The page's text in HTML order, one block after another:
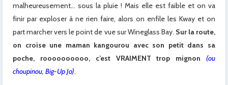
malheureusement… sous la pluie ! Mais elle est faible et on va
finir par exploser à ne rien faire, alors on enfile les Kway et on
part marcher vers le point de vue sur Wineglass Bay. Sur la route,
on croise une maman kangourou avec son petit dans sa
poche, roooooooooo, c’est VRAIMENT trop mignon
(ou
choupinou, Big-Up Jo).